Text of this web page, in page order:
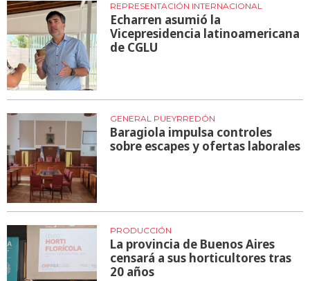
REPRESENTACIÓN INTERNACIONAL
Echarren asumió la
Vicepresidencia latinoamericana
de CGLU
GENERAL PUEYRREDÓN
Baragiola impulsa controles
sobre escapes y ofertas laborales
PRODUCCIÓN
La provincia de Buenos Aires
censará a sus horticultores tras
20 años